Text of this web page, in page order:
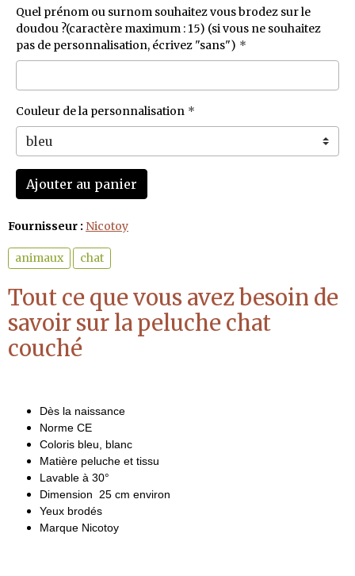
Quel prénom ou surnom souhaitez vous brodez sur le
doudou ?(caractère maximum : 15) (si vous ne souhaitez
pas de personnalisation, écrivez "sans")
Couleur de la personnalisation
Ajouter au panier
Fournisseur : Nicotoy
animaux chat
Tout ce que vous avez besoin de
savoir sur la peluche chat
couché
Dès la naissance
Norme CE
Coloris bleu, blanc
Matière peluche et tissu
Lavable à 30°
Dimension 25 cm environ
Yeux brodés
Marque Nicotoy